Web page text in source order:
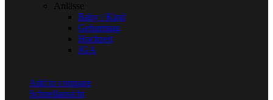
Anlässe
Baby / Kind
Geburtstag
Hochzeit
JGA
Add to compare
Schnellansicht